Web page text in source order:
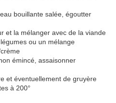
bouillante salée, égoutter
et la mélanger avec de la viande
ou un mélange
émincé, assaisonner
et éventuellement de gruyère
à 200°